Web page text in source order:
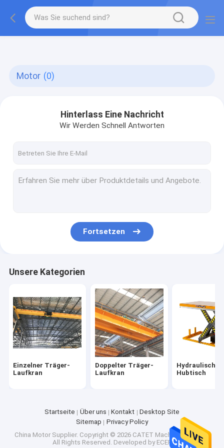
gtag('config', 'G-QWE9HWC3PF', {cookie_flags:
"SameSite=None;Secure"});
Motor (0)
Hinterlass Eine Nachricht
Wir Werden Schnell Antworten
Fortsetzen
Unsere Kategorien
Einzelner Träger-
Laufkran
Doppelter Träger-
Laufkran
Hydraulisch
Hubtisch
Startseite Über uns Kontakt
Desktop Site
Sitemap
Privacy Policy
China Motor Supplier. Copyright © 2026 CATET Machinery Co.,Ltd.
All Rights Reserved. Developed by ECER